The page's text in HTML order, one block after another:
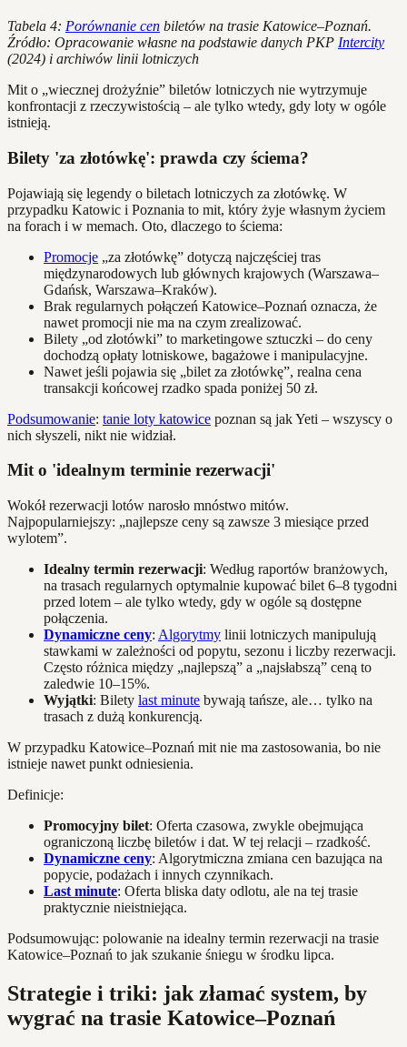
Tabela 4: Porównanie cen biletów na trasie Katowice–Poznań.
Źródło: Opracowanie własne na podstawie danych PKP Intercity
(2024) i archiwów linii lotniczych
Mit o „wiecznej drożyźnie” biletów lotniczych nie wytrzymuje
konfrontacji z rzeczywistością – ale tylko wtedy, gdy loty w ogóle
istnieją.
Bilety 'za złotówkę': prawda czy ściema?
Pojawiają się legendy o biletach lotniczych za złotówkę. W
przypadku Katowic i Poznania to mit, który żyje własnym życiem
na forach i w memach. Oto, dlaczego to ściema:
Promocje „za złotówkę” dotyczą najczęściej tras
międzynarodowych lub głównych krajowych (Warszawa–
Gdańsk, Warszawa–Kraków).
Brak regularnych połączeń Katowice–Poznań oznacza, że
nawet promocji nie ma na czym zrealizować.
Bilety „od złotówki” to marketingowe sztuczki – do ceny
dochodzą opłaty lotniskowe, bagażowe i manipulacyjne.
Nawet jeśli pojawia się „bilet za złotówkę”, realna cena
transakcji końcowej rzadko spada poniżej 50 zł.
Podsumowanie: tanie loty katowice poznan są jak Yeti – wszyscy o
nich słyszeli, nikt nie widział.
Mit o 'idealnym terminie rezerwacji'
Wokół rezerwacji lotów narosło mnóstwo mitów.
Najpopularniejszy: „najlepsze ceny są zawsze 3 miesiące przed
wylotem”.
Idealny termin rezerwacji: Według raportów branżowych,
na trasach regularnych optymalnie kupować bilet 6–8 tygodni
przed lotem – ale tylko wtedy, gdy w ogóle są dostępne
połączenia.
Dynamiczne ceny: Algorytmy linii lotniczych manipulują
stawkami w zależności od popytu, sezonu i liczby rezerwacji.
Często różnica między „najlepszą” a „najsłabszą” ceną to
zaledwie 10–15%.
Wyjątki: Bilety last minute bywają tańsze, ale… tylko na
trasach z dużą konkurencją.
W przypadku Katowice–Poznań mit nie ma zastosowania, bo nie
istnieje nawet punkt odniesienia.
Definicje:
Promocyjny bilet: Oferta czasowa, zwykle obejmująca
ograniczoną liczbę biletów i dat. W tej relacji – rzadkość.
Dynamiczne ceny: Algorytmiczna zmiana cen bazująca na
popycie, podażach i innych czynnikach.
Last minute: Oferta bliska daty odlotu, ale na tej trasie
praktycznie nieistniejąca.
Podsumowując: polowanie na idealny termin rezerwacji na trasie
Katowice–Poznań to jak szukanie śniegu w środku lipca.
Strategie i triki: jak złamać system, by
wygrać na trasie Katowice–Poznań